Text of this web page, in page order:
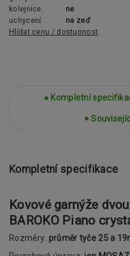
kolejnice:
ne
uchycení:
na zeď
Hlídat cenu / dostupnost
Kompletní
Kompletní specifikace
Kovové garnýže
BAROKO Piano
Rozměry: průměr tyče 25 a